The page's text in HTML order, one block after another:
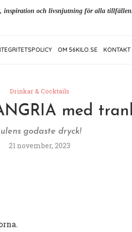
inspiration och livsnjutning för alla
OM 56KILO.SE KONTAKT
Drinkar & Cocktails
med
godaste dryck!
21 november, 2023